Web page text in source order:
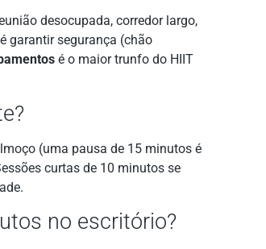
desocupada, corredor largo,
garantir segurança (chão
é o maior trunfo do HIIT
(uma pausa de 15 minutos é
curtas de 10 minutos se
no escritório?